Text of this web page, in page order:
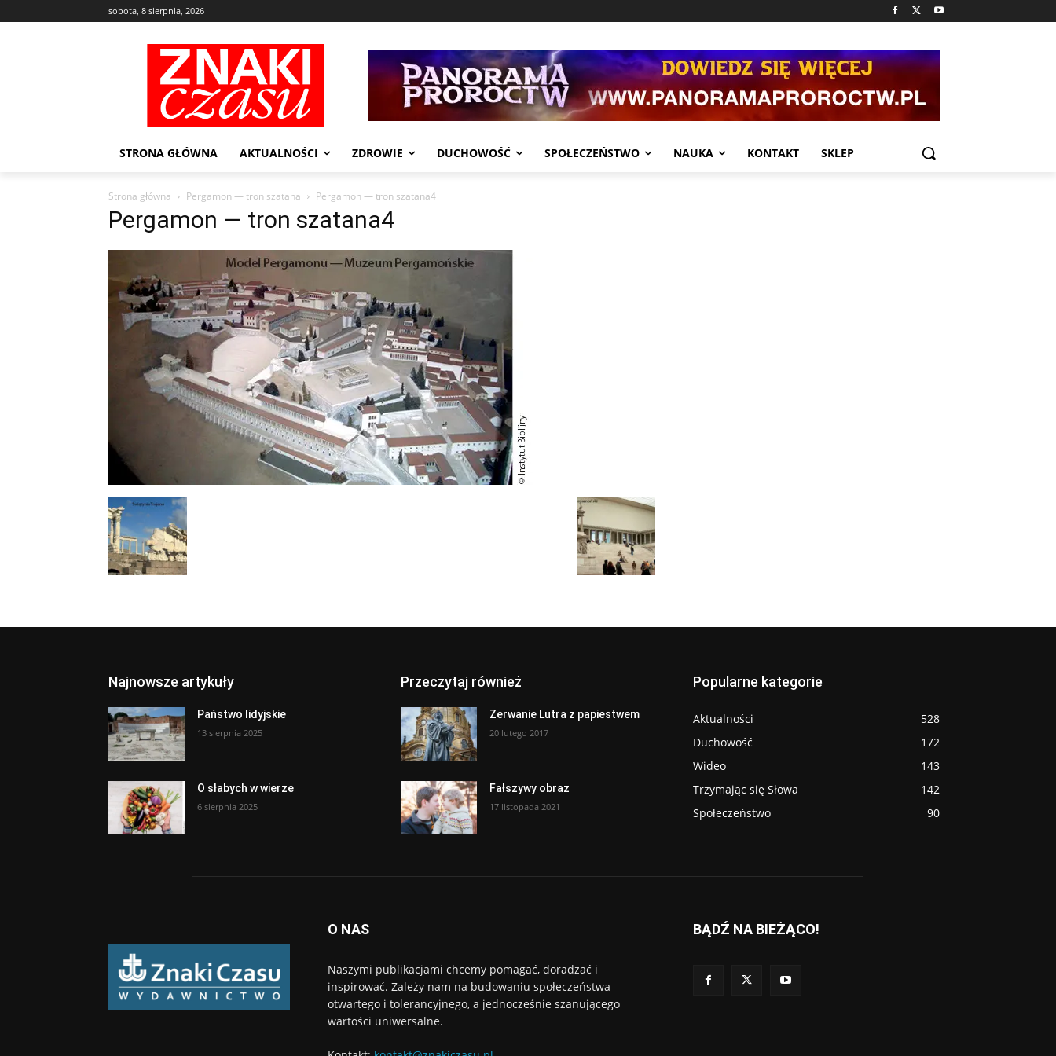
sobota, 8 sierpnia, 2026
STRONA GŁÓWNA AKTUALNOŚCI ZDROWIE DUCHOWOŚĆ SPOŁECZEŃSTWO NAUKA KONTAKT SKLEP
Strona główna Pergamon — tron szatana Pergamon — tron szatana4
Pergamon — tron szatana4
Najnowsze artykuły
Państwo lidyjskie
13 sierpnia 2025
O słabych w wierze
6 sierpnia 2025
Przeczytaj również
Zerwanie Lutra z papiestwem
20 lutego 2017
Fałszywy obraz
17 listopada 2021
Popularne kategorie
Aktualności
528
Duchowość
172
Wideo
143
Trzymając się Słowa
142
Społeczeństwo
90
O NAS
Naszymi publikacjami chcemy pomagać, doradzać i
inspirować. Zależy nam na budowaniu społeczeństwa
otwartego i tolerancyjnego, a jednocześnie szanującego
wartości uniwersalne.
BĄDŹ NA BIEŻĄCO!